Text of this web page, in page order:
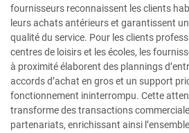
fournisseurs reconnaissent les clients
leurs achats antérieurs et garantissent
qualité du service. Pour les clients
centres de loisirs et les écoles, les
à proximité élaborent des plannings
accords d’achat en gros et un support
fonctionnement ininterrompu. Cette
transforme des transactions
partenariats, enrichissant ainsi